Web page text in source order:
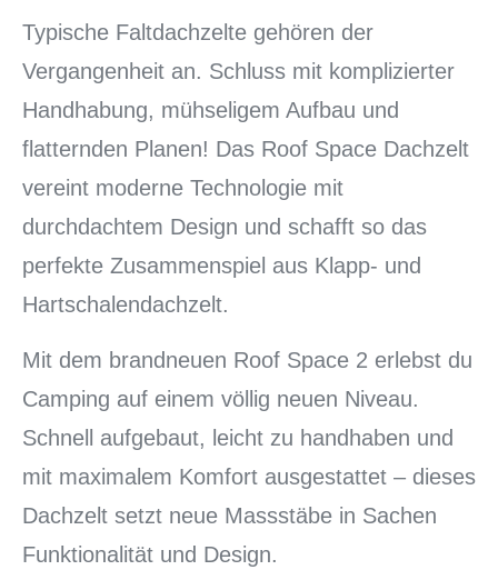
Typische Faltdachzelte gehören der
Vergangenheit an. Schluss mit komplizierter
Handhabung, mühseligem Aufbau und
flatternden Planen! Das Roof Space Dachzelt
vereint moderne Technologie mit
durchdachtem Design und schafft so das
perfekte Zusammenspiel aus Klapp- und
Hartschalendachzelt.
Mit dem brandneuen Roof Space 2 erlebst du
Camping auf einem völlig neuen Niveau.
Schnell aufgebaut, leicht zu handhaben und
mit maximalem Komfort ausgestattet – dieses
Dachzelt setzt neue Massstäbe in Sachen
Funktionalität und Design.